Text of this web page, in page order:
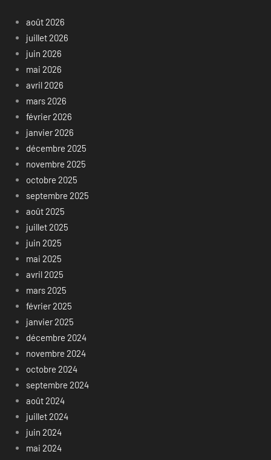
août 2026
juillet 2026
juin 2026
mai 2026
avril 2026
mars 2026
février 2026
janvier 2026
décembre 2025
novembre 2025
octobre 2025
septembre 2025
août 2025
juillet 2025
juin 2025
mai 2025
avril 2025
mars 2025
février 2025
janvier 2025
décembre 2024
novembre 2024
octobre 2024
septembre 2024
août 2024
juillet 2024
juin 2024
mai 2024